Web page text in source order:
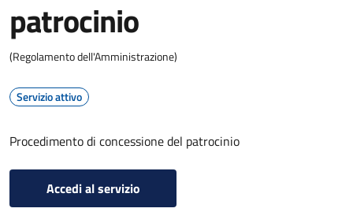
patrocinio
(Regolamento dell'Amministrazione)
Servizio attivo
Procedimento di concessione del patrocinio
Accedi al servizio